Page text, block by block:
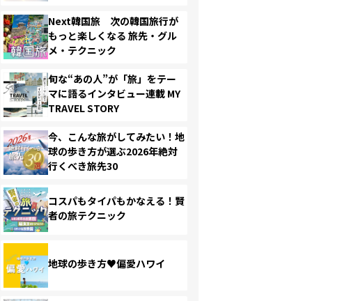
Next韓国旅 次の韓国旅行が
もっと楽しくなる 旅先・グル
メ・テクニック
旬な“あの人”が「旅」をテー
マに語るインタビュー連載 MY
TRAVEL STORY
今、こんな旅がしてみたい！地
球の歩き方が選ぶ2026年絶対
行くべき旅先30
コスパもタイパもかなえる！賢
者の旅テクニック
地球の歩き方♥偏愛ハワイ